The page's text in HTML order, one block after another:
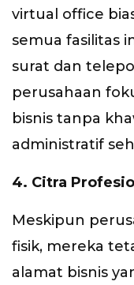
virtual office
semua fasilitas
surat dan
perusahaan
bisnis tanpa
administratif
4. Citra
Meskipun
fisik, mereka
alamat bisnis